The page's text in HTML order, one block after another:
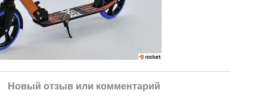
Новый отзыв или комментарий